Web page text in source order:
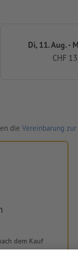
Di, 11. Aug. -
CHF
die Vereinbarung
dem Kauf